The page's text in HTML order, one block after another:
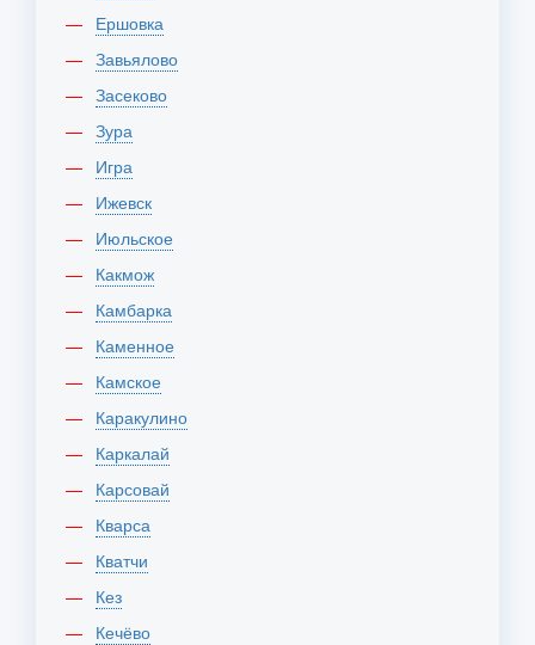
Ершовка
Завьялово
Засеково
Зура
Игра
Ижевск
Июльское
Какмож
Камбарка
Каменное
Камское
Каракулино
Каркалай
Карсовай
Кварса
Кватчи
Кез
Кечёво